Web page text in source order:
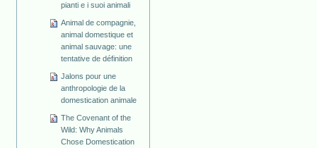
pianti e i suoi animali
Animal de compagnie,
animal domestique et
animal sauvage: une
tentative de définition
Jalons pour une
anthropologie de la
domestication animale
The Covenant of the
Wild: Why Animals
Chose Domestication